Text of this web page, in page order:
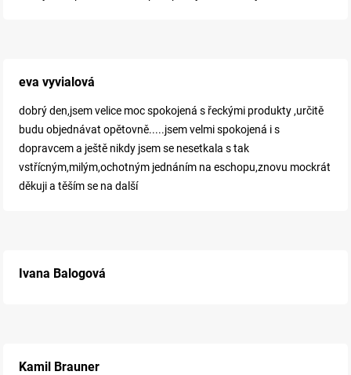
eva vyvialová
dobrý den,jsem velice moc spokojená s řeckými produkty ,určitě
budu objednávat opětovně.....jsem velmi spokojená i s
dopravcem a ještě nikdy jsem se nesetkala s tak
vstřícným,milým,ochotným jednáním na eschopu,znovu mockrát
děkuji a těším se na další
Ivana Balogová
Kamil Brauner